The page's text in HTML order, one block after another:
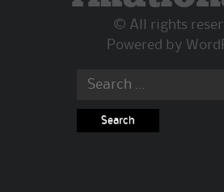
© All rights
Powered by
Search